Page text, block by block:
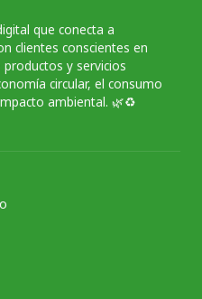
que conecta a
clientes conscientes en
y servicios
circular, el consumo
ambiental. 🌿♻️